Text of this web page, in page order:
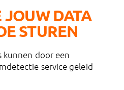
DATA
STUREN
kunnen door een
service geleid